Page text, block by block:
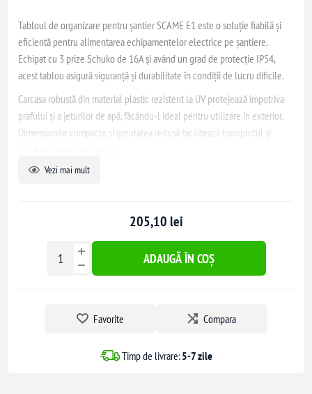
Tabloul de organizare pentru șantier SCAME E1 este o soluție fiabilă și
eficientă pentru alimentarea echipamentelor electrice pe șantiere.
Echipat cu 3 prize Schuko de 16A și având un grad de protecție IP54,
acest tablou asigură siguranță și durabilitate în condiții de lucru dificile.
Carcasa robustă din material plastic rezistent la UV protejează împotriva
prafului și a jeturilor de apă, făcându-l ideal pentru utilizare în exterior.
Dimensiunile compacte și greutatea redusă facilitează transportul și
Tabloul este prevăzut cu elemente de protecție pentru a preveni
utilizare în construcții, ateliere, spații industriale și agricole.
Vezi mai mult
205,10 lei
ADAUGĂ ÎN COȘ
Favorite Compara
Timp de livrare:5-7 zile